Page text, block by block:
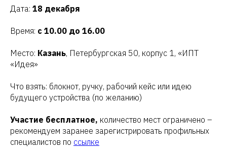
Дата: 18 декабря
Время: с 10.00 до 16.00
Место: Казань, Петербургская 50, корпус 1, «ИПТ
«Идея»
Что взять: блокнот, ручку, рабочий кейс или идею
будущего устройства (по желанию)
Участие бесплатное, количество мест ограничено –
рекомендуем заранее зарегистрировать профильных
специалистов по ссылке